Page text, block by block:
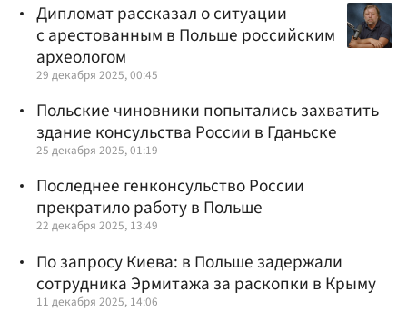
Дипломат рассказал о ситуации
с арестованным в Польше российским
археологом
29 декабря 2025, 00:45
Польские чиновники попытались захватить
здание консульства России в Гданьске
25 декабря 2025, 01:19
Последнее генконсульство России
прекратило работу в Польше
22 декабря 2025, 13:49
По запросу Киева: в Польше задержали
сотрудника Эрмитажа за раскопки в Крыму
11 декабря 2025, 14:06